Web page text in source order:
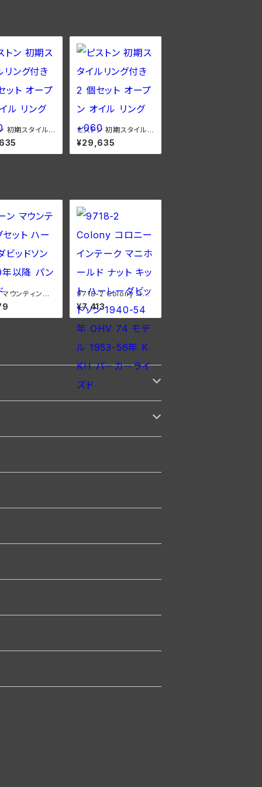
初期スタイルリ
2 個セット オ
イル リング +
1932-52年
ピストン 初期スタイルリ
ング付き 2 個セット オ
ープン オイル リング +
060" OS 1932-52年
¥29,635
ウンティング
ーレーダビッド
年以降 パン
9718-2 Colony コロ
ニー インテーク マニホ
ールド ナット キット ハ
ーレーダビッドソン 194
0-54年 OHV 74 モデ
パーカーライズド
¥7,413